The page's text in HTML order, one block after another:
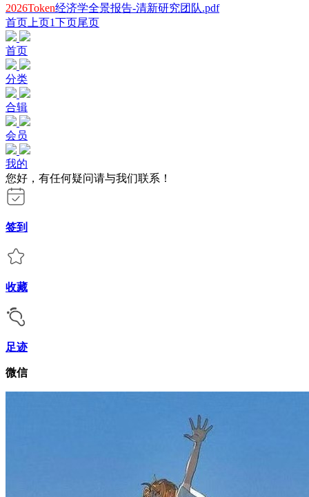
2026Token经济学全景报告-清新研究团队.pdf
首页 上页1下页尾页
首页
分类
合辑
会员
我的
您好，有任何疑问请与我们联系！
签到
收藏
足迹
微信